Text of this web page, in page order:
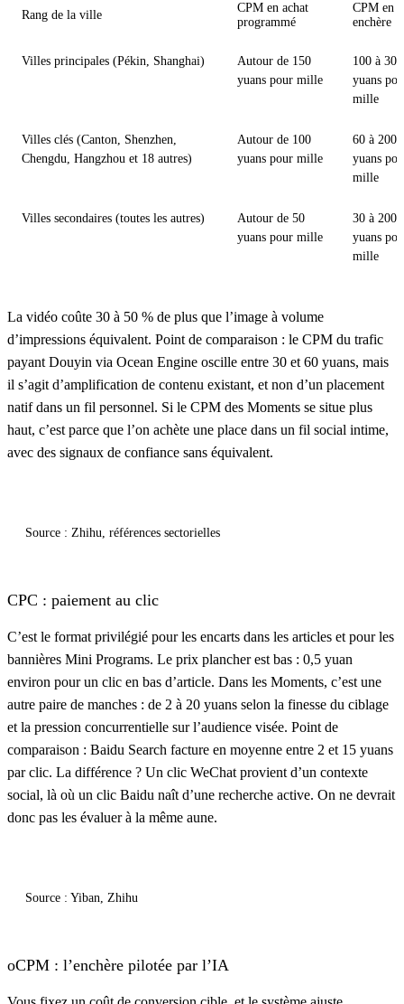
Rang de la ville
CPM en achat
programmé
CPM en
enchère
Villes principales (Pékin, Shanghai)
Autour de 150
yuans pour mille
100 à 300
yuans
mille
Villes clés (Canton, Shenzhen,
Chengdu, Hangzhou et 18 autres)
Autour de 100
yuans pour mille
60 à 200
yuans
mille
Villes secondaires (toutes les autres)
Autour de 50
yuans pour mille
30 à 200
yuans
mille
La vidéo coûte 30 à 50 % de plus que l’image à volume
d’impressions équivalent. Point de comparaison : le CPM du trafic
payant Douyin via Ocean Engine oscille entre 30 et 60 yuans, mais
il s’agit d’amplification de contenu existant, et non d’un placement
natif dans un fil personnel. Si le CPM des Moments se situe plus
haut, c’est parce que l’on achète une place dans un fil social intime,
avec des signaux de confiance sans équivalent.
Source : Zhihu, références sectorielles
CPC : paiement au clic
C’est le format privilégié pour les encarts dans les articles et pour les
bannières Mini Programs. Le prix plancher est bas : 0,5 yuan
environ pour un clic en bas d’article. Dans les Moments, c’est une
autre paire de manches : de 2 à 20 yuans selon la finesse du ciblage
et la pression concurrentielle sur l’audience visée. Point de
comparaison : Baidu Search facture en moyenne entre 2 et 15 yuans
par clic. La différence ? Un clic WeChat provient d’un contexte
social, là où un clic Baidu naît d’une recherche active. On ne devrait
donc pas les évaluer à la même aune.
Source : Yiban, Zhihu
oCPM : l’enchère pilotée par l’IA